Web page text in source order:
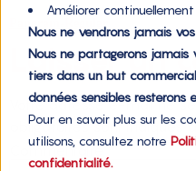
Améliorer
Nous ne vendrons jamais
Nous ne partagerons jamais
tiers dans un but
données sensibles resterons
Pour en savoir plus sur les
utilisons, consultez notre
confidentialité.
Pangram-Regular
Laisser un
Votre adresse e-mail ne
obligatoires sont indiqués
Commentaire*